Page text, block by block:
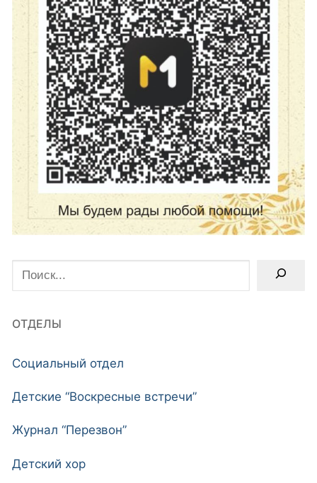
Поиск
ОТДЕЛЫ
Социальный отдел
Детские “Воскресные встречи”
Журнал “Перезвон”
Детский хор